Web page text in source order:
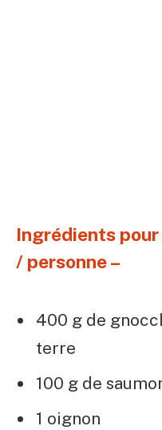
Ingrédients
/ personne –
400 g de
terre
100 g de
1 oignon